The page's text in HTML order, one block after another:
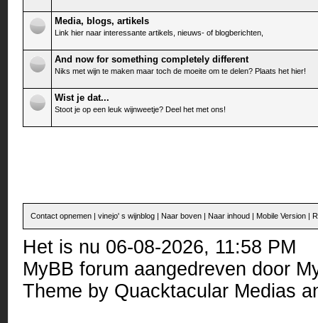
Media, blogs, artikels
Link hier naar interessante artikels, nieuws- of blogberichten,
And now for something completely different
Niks met wijn te maken maar toch de moeite om te delen? Plaats het hier!
Wist je dat...
Stoot je op een leuk wijnweetje? Deel het met ons!
Contact opnemen |vinejo' s wijnblog | Naar boven | Naar inhoud | Mobile Version |
Het is nu 06-08-2026, 11:58 PM
MyBB forum aangedreven door
Theme by Quacktacular Medias